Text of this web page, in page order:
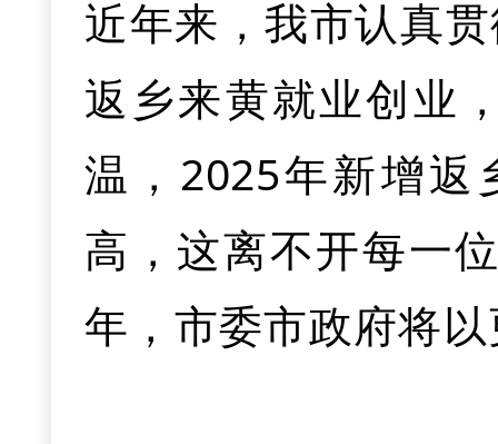
人社提能惠民行动
口”就业服务站，不
势产业国际化发展
易、现代服务贸易
国家综保区、跨境
台，发展“跨境电
多“黄石造”走向全
目标，聚焦“两中心
康复医疗中心、“三
发展示范区、生育
五五”良好开局。重
治，筑牢食品安全
环节“清流”行动，
100%。加强电动自
发现并依法处置28
患排查，安全形势
建设热潮，为加快
鄂东区域中心城市
加工等40个新建投产
二是在项目建设
制造业基地指挥部
造、质子汽车先进
近年来，我市认真
返乡来黄就业创业
温， 2025年新增返
高，这离不开每一
年，市委市政府将